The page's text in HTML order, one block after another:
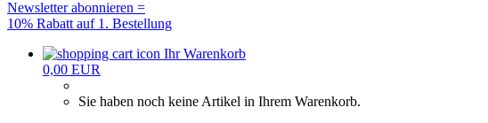
Newsletter abonnieren =
10% Rabatt auf 1. Bestellung
Ihr Warenkorb
0,00 EUR
Sie haben noch keine Artikel in Ihrem Warenkorb.